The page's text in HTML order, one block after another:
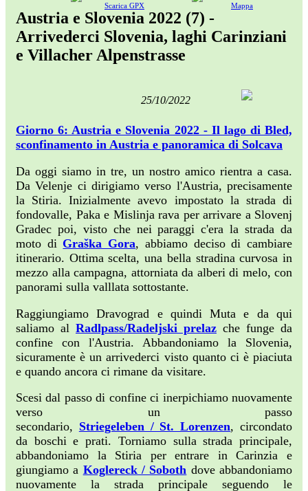
Mappa
Scarica GPX
Austria e Slovenia 2022 (7) -
Arrivederci Slovenia, laghi Carinziani
e Villacher Alpenstrasse
25/10/2022
Giorno 6: Austria e Slovenia 2022 - Il lago di Bled,
sconfinamento in Austria e panoramica di Solcava
Da oggi siamo in tre, un nostro amico rientra a casa.
Da Velenje ci dirigiamo verso l'Austria, precisamente
la Stiria. Inizialmente avevo impostato la strada di
fondovalle, Paka e Mislinja rava per arrivare a Slovenj
Gradec poi, visto che nei paraggi c'era la strada da
moto di Graška Gora, abbiamo deciso di cambiare
itinerario. Ottima scelta, una bella stradina curvosa in
mezzo alla campagna, attorniata da alberi di melo, con
panorami sulla valllata sottostante.
Raggiungiamo Dravograd e quindi Muta e da qui
saliamo al Radlpass/Radeljski prelaz che funge da
confine con l'Austria. Abbandoniamo la Slovenia,
sicuramente è un arrivederci visto quanto ci è piaciuta
e quando ancora ci rimane da visitare.
Scesi dal passo di confine ci inerpichiamo nuovamente
verso un passo
secondario, Striegeleben / St. Lorenzen, circondato
da boschi e prati. Torniamo sulla strada principale,
abbandoniamo la Stiria per entrare in Carinzia e
giungiamo a Koglereck / Soboth dove abbandoniamo
nuovamente la strada principale seguendo le